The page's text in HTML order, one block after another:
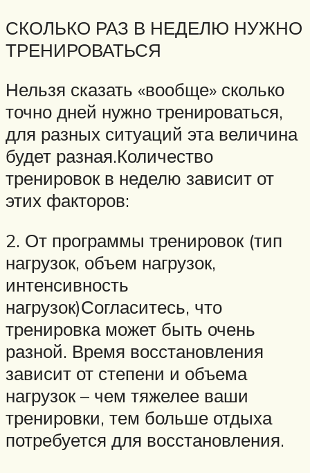
СКОЛЬКО РАЗ В НЕДЕЛЮ НУЖНО
ТРЕНИРОВАТЬСЯ
Нельзя сказать «вообще» сколько
точно дней нужно тренироваться,
для разных ситуаций эта величина
будет разная.Количество
тренировок в неделю зависит от
этих факторов:
2. От программы тренировок (тип
нагрузок, объем нагрузок,
интенсивность
нагрузок)Согласитесь, что
тренировка может быть очень
разной. Время восстановления
зависит от степени и объема
нагрузок – чем тяжелее ваши
тренировки, тем больше отдыха
потребуется для восстановления.